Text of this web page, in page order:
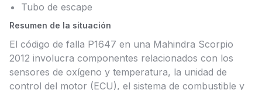
Tubo de escape
Resumen de la situación
El código de falla P1647 en una Mahindra Scorpio
2012 involucra componentes relacionados con los
sensores de oxígeno y temperatura, la unidad de
control del motor (ECU), el sistema de combustible y